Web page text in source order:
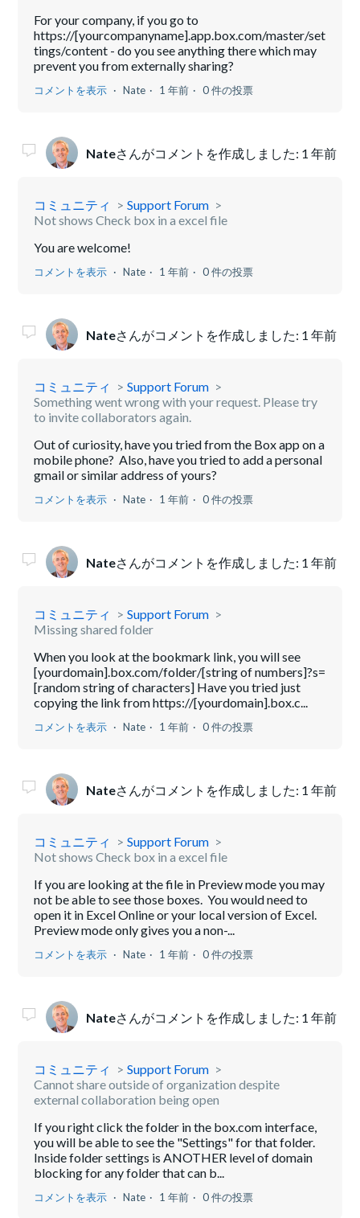
For your company, if you go to
https://[yourcompanyname].app.box.com/master/set
tings/content - do you see anything there which may
prevent you from externally sharing?
コメントを表示 Nate 1 年前 0 件の投票
Nateさんがコメントを作成しました: 1 年前
コミュニティ
Support Forum
Not shows Check box in a excel file
You are welcome!
コメントを表示 Nate 1 年前 0 件の投票
Nateさんがコメントを作成しました: 1 年前
コミュニティ
Support Forum
Something went wrong with your request. Please try
to invite collaborators again.
Out of curiosity, have you tried from the Box app on a
mobile phone? Also, have you tried to add a personal
gmail or similar address of yours?
コメントを表示 Nate 1 年前 0 件の投票
Nateさんがコメントを作成しました: 1 年前
コミュニティ
Support Forum
Missing shared folder
When you look at the bookmark link, you will see
[yourdomain].box.com/folder/[string of numbers]?s=
[random string of characters] Have you tried just
copying the link from https://[yourdomain].box.c...
コメントを表示 Nate 1 年前 0 件の投票
Nateさんがコメントを作成しました: 1 年前
コミュニティ
Support Forum
Not shows Check box in a excel file
If you are looking at the file in Preview mode you may
not be able to see those boxes. You would need to
open it in Excel Online or your local version of Excel.
Preview mode only gives you a non-...
コメントを表示 Nate 1 年前 0 件の投票
Nateさんがコメントを作成しました: 1 年前
コミュニティ
Support Forum
Cannot share outside of organization despite
external collaboration being open
If you right click the folder in the box.com interface,
you will be able to see the "Settings" for that folder.
Inside folder settings is ANOTHER level of domain
blocking for any folder that can b...
コメントを表示 Nate 1 年前 0 件の投票